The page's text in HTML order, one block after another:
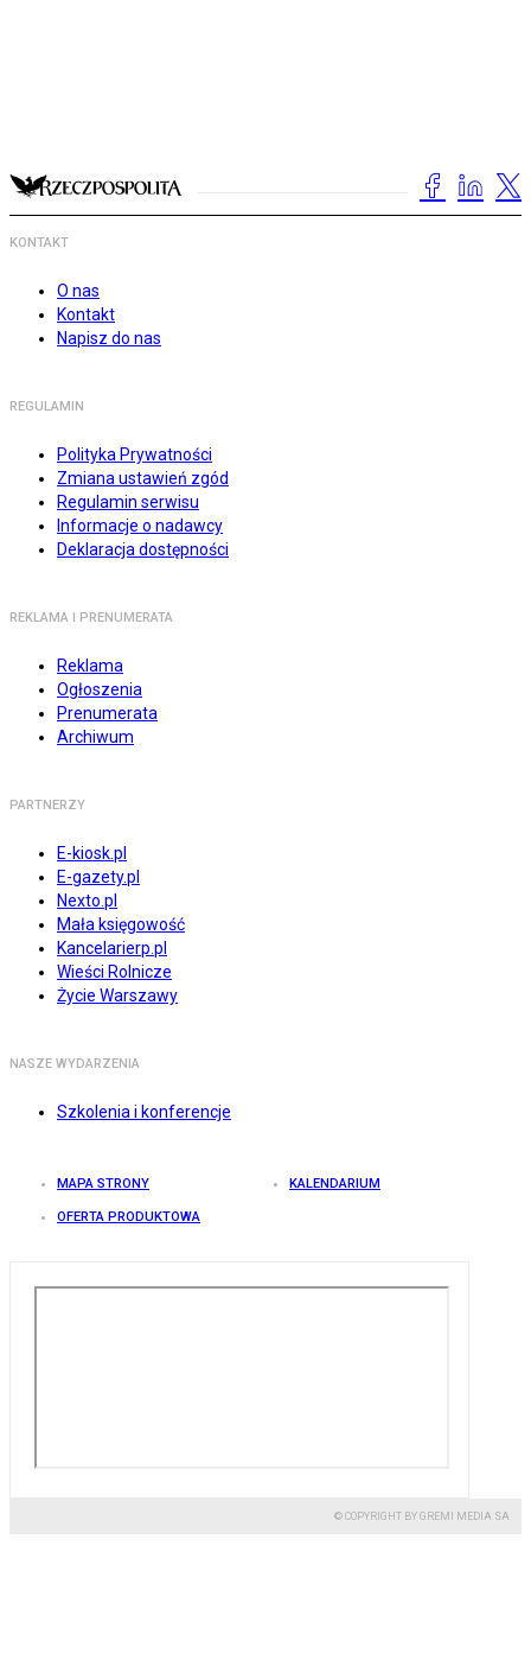
KONTAKT
O nas
Kontakt
Napisz do nas
REGULAMIN
Polityka Prywatności
Zmiana ustawień zgód
Regulamin serwisu
Informacje o nadawcy
Deklaracja dostępności
REKLAMA I PRENUMERATA
Reklama
Ogłoszenia
Prenumerata
Archiwum
PARTNERZY
E-kiosk.pl
E-gazety.pl
Nexto.pl
Mała księgowość
Kancelarierp.pl
Wieści Rolnicze
Życie Warszawy
NASZE WYDARZENIA
Szkolenia i konferencje
MAPA STRONY KALENDARIUM
OFERTA PRODUKTOWA
© COPYRIGHT BY GREMI MEDIA SA